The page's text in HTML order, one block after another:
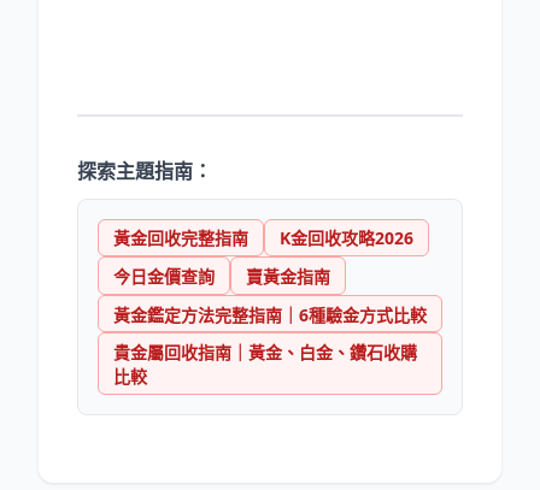
探索主題指南：
黃金回收完整指南
K金回收攻略2026
今日金價查詢
賣黃金指南
黃金鑑定方法完整指南｜6種驗金方式比較
貴金屬回收指南｜黃金、白金、鑽石收購
比較